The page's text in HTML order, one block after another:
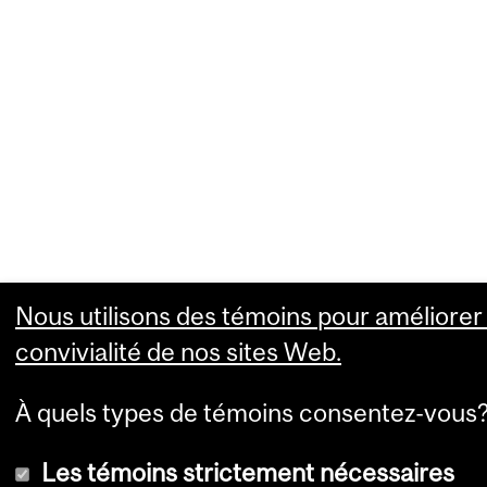
Nous utilisons des témoins pour améliorer
convivialité de nos sites Web.
À quels types de témoins consentez-
Les témoins strictement nécessaires